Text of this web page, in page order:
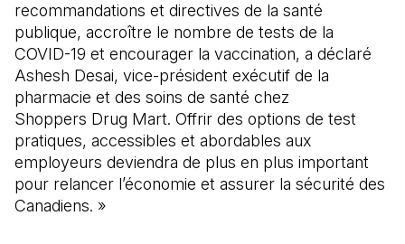
recommandations et directives de la santé
publique, accroître le nombre de tests de la
COVID-19 et encourager la vaccination, a déclaré
Ashesh Desai, vice-président exécutif de la
pharmacie et des soins de santé chez
Shoppers Drug Mart. Offrir des options de test
pratiques, accessibles et abordables aux
employeurs deviendra de plus en plus important
pour relancer l’économie et assurer la sécurité des
Canadiens. »